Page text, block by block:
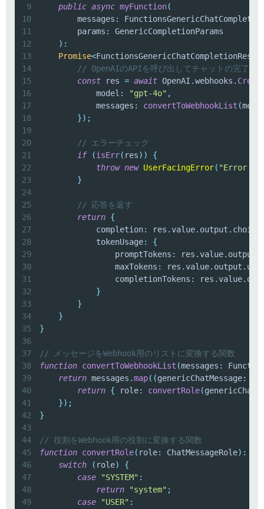
9
public async myFunction(
10
        messages
:
11
        params
:
12
) :
13
Promise<
14
// OpenAIのAPIを呼び出してチャットの完了を
15
const res = await OpenAI .webhooks .
16
            model
: "gpt-4o" ,
17
            messages
: convertToWebhookList (
18
}) ;
19
20
// エラーチェック
21
if (isErr( res) )
{
22
throw new UserFacingError( "Error
23
}
24
25
// 応答を返す
26
return {
27
            completion
: res .value. output .
28
            tokenUsage
:
{
29
                promptTokens
: res .value. output
30
                maxTokens
: res .value. output .
31
                completionTokens
: res .value.
32
}
33
}
34
}
35
}
36
37
// メッセージをWebhook用のリストに変換する関数
38
function convertToWebhookList (messages :
39
return messages .map( (genericChatMessage:
40
return { role: convertRole(
41
}) ;
42
}
43
44
// 役割をWebhook用の役割に変換する関数
45
function convertRole( role: ChatMessageRole) :
46
switch ( role)
{
47
case "SYSTEM" :
48
return "system" ;
49
case "USER" :